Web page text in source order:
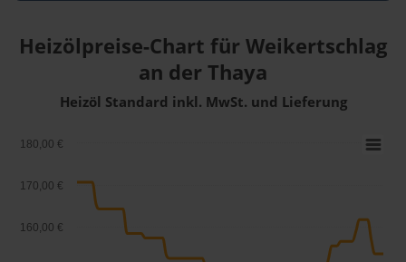
Heizölpreise-Chart für Weikertschlag
an der Thaya
Heizöl Standard inkl. MwSt. und Lieferung
160,00 €
170,00 €
180,00 €